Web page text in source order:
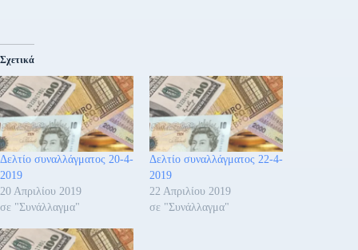
Σχετικά
Δελτίο συναλλάγματος 20-4-
2019
20 Απριλίου 2019
σε "Συνάλλαγμα"
Δελτίο συναλλάγματος 22-4-
2019
22 Απριλίου 2019
σε "Συνάλλαγμα"